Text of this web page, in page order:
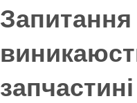
Запитання